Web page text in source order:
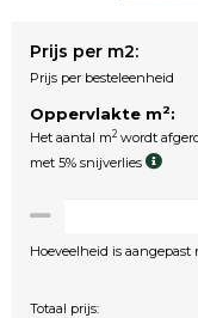
Prijs per m2:
Prijs per besteleenheid
Oppervlakte m2:
Het aantal m2 wordt
met 5% snijverlies
Hoeveelheid is aangepast
Totaal prijs: